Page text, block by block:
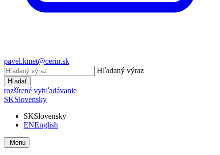
pavel.kmet@cerin.sk
Hľadaný výraz
Hľadať
rozšírené vyhľadávanie
SKSlovensky
SKSlovensky
ENEnglish
Menu